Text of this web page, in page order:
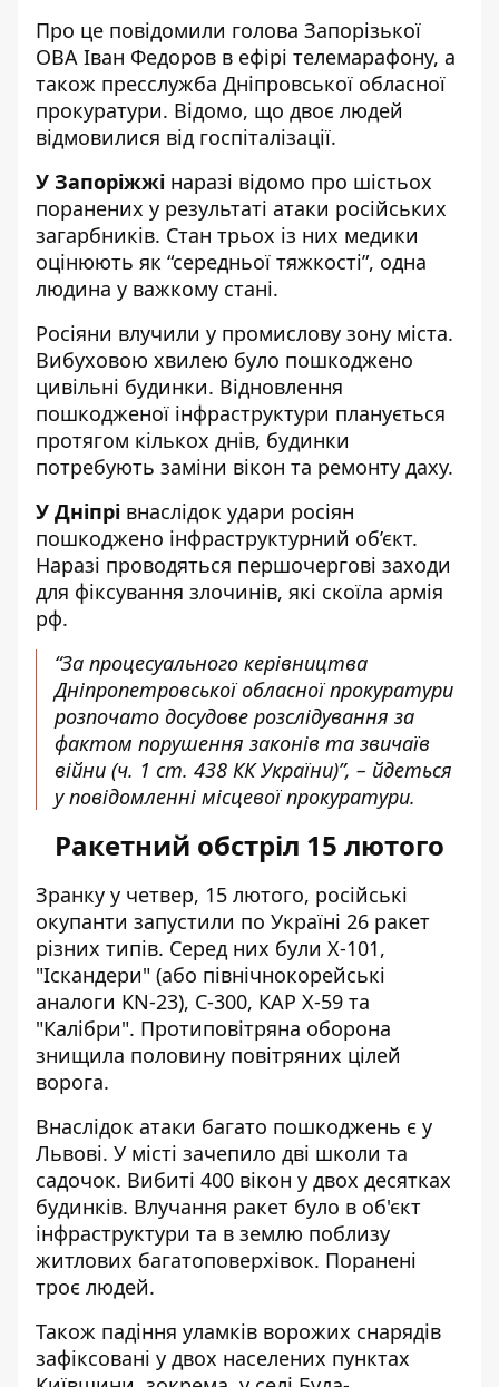
Про це повідомили голова Запорізької
ОВА Іван Федоров в ефірі телемарафону, а
також пресслужба Дніпровської обласної
прокуратури. Відомо, що двоє людей
відмовилися від госпіталізації.
У Запоріжжі наразі відомо про шістьох
поранених у результаті атаки російських
загарбників. Стан трьох із них медики
оцінюють як “середньої тяжкості”, одна
людина у важкому стані.
Росіяни влучили у промислову зону міста.
Вибуховою хвилею було пошкоджено
цивільні будинки. Відновлення
пошкодженої інфраструктури планується
протягом кількох днів, будинки
потребують заміни вікон та ремонту даху.
У Дніпрі внаслідок удари росіян
пошкоджено інфраструктурний об’єкт.
Наразі проводяться першочергові заходи
для фіксування злочинів, які скоїла армія
рф.
“За процесуального керівництва
Дніпропетровської обласної прокуратури
розпочато досудове розслідування за
фактом порушення законів та звичаїв
війни (ч. 1 ст. 438 КК України)”, – йдеться
у повідомленні місцевої прокуратури.
Ракетний обстріл 15 лютого
Зранку у четвер, 15 лютого, російські
окупанти запустили по Україні 26 ракет
різних типів. Серед них були Х-101,
"Іскандери" (або північнокорейські
аналоги KN-23), С-300, КАР Х-59 та
"Калібри". Протиповітряна оборона
знищила половину повітряних цілей
ворога.
Внаслідок атаки багато пошкоджень є у
Львові. У місті зачепило дві школи та
садочок. Вибиті 400 вікон у двох десятках
будинків. Влучання ракет було в об'єкт
інфраструктури та в землю поблизу
житлових багатоповерхівок. Поранені
троє людей.
Також падіння уламків ворожих снарядів
зафіксовані у двох населених пунктах